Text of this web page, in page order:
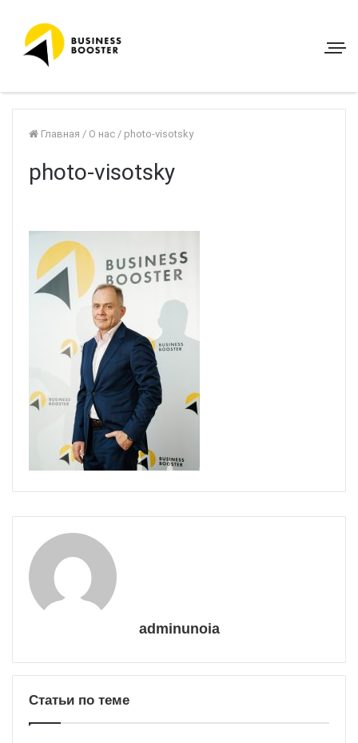
Главная / О нас / photo-visotsky
photo-visotsky
adminunoia
Статьи по теме